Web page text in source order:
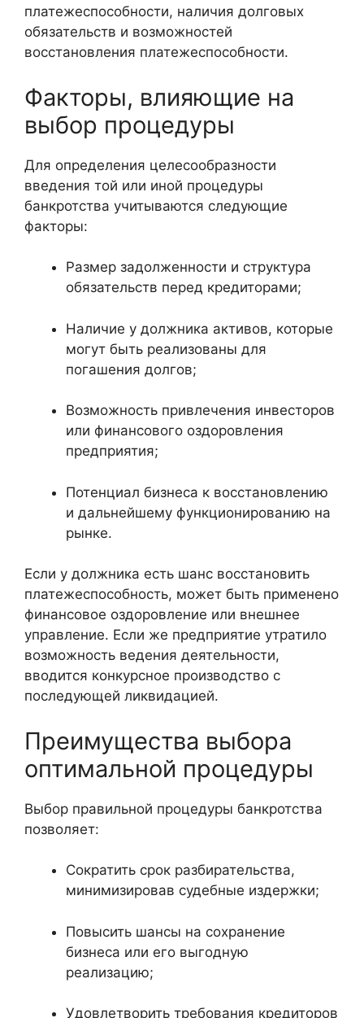
платежеспособности, наличия долговых
обязательств и возможностей
восстановления платежеспособности.
Факторы, влияющие на
выбор процедуры
Для определения целесообразности
введения той или иной процедуры
банкротства учитываются следующие
факторы:
Размер задолженности и структура
обязательств перед кредиторами;
Наличие у должника активов, которые
могут быть реализованы для
погашения долгов;
Возможность привлечения инвесторов
или финансового оздоровления
предприятия;
Потенциал бизнеса к восстановлению
и дальнейшему функционированию на
рынке.
Если у должника есть шанс восстановить
платежеспособность, может быть применено
финансовое оздоровление или внешнее
управление. Если же предприятие утратило
возможность ведения деятельности,
вводится конкурсное производство с
последующей ликвидацией.
Преимущества выбора
оптимальной процедуры
Выбор правильной процедуры банкротства
позволяет:
Сократить срок разбирательства,
минимизировав судебные издержки;
Повысить шансы на сохранение
бизнеса или его выгодную
реализацию;
Удовлетворить требования кредиторов